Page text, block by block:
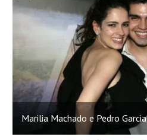
Marilia Machado e Pedro Garcia